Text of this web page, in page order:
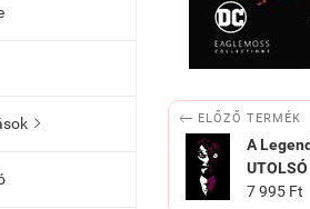
  ELŐZŐ TERMÉK
A
7 995 Ft